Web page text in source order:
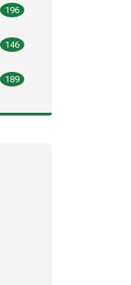
196
146
189